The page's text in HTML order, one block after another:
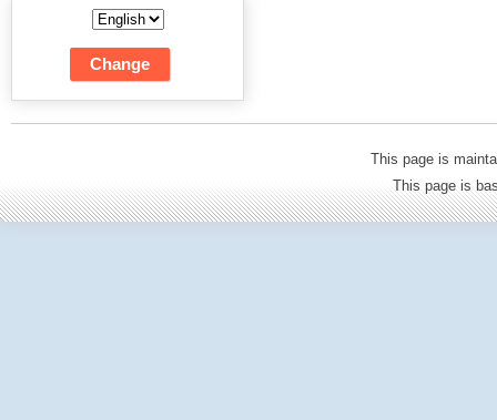
WSP w Częstochowie
This page is
This page is